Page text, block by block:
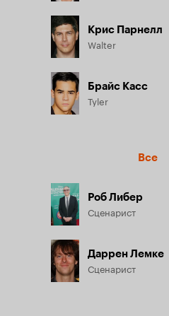
Крис Парнелл
Walter
Брайс Касс
Tyler
Все
Роб Либер
Сценарист
Даррен Лемке
Сценарист